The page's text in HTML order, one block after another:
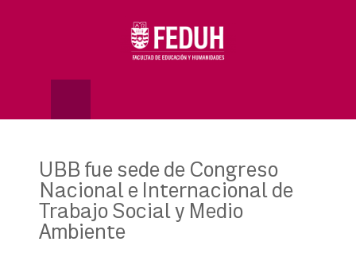
UBB fue sede de Congreso
Nacional e Internacional de
Trabajo Social y Medio
Ambiente